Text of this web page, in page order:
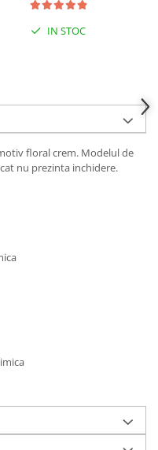
IN STOC
floral crem. Modelul de
nu prezinta inchidere.